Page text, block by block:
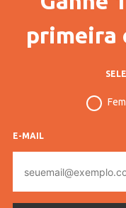
Confecção
Gola
primeira
E-MAIL
mail